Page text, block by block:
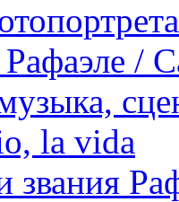
/
la vida
звания